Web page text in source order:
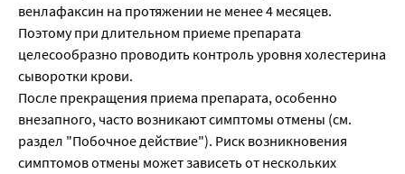
венлафаксин на протяжении не менее 4 месяцев.
Поэтому при длительном приеме препарата
целесообразно проводить контроль уровня холестерина
сыворотки крови.
После прекращения приема препарата, особенно
внезапного, часто возникают симптомы отмены (см.
раздел "Побочное действие"). Риск возникновения
симптомов отмены может зависеть от нескольких